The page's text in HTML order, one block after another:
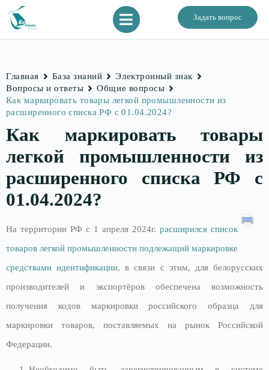
Задать вопрос
Главная База знаний
Электронный знак
Вопросы и ответы
Общие вопросы
Как маркировать товары легкой промышленности из
расширенного списка РФ с 01.04.2024?
Как маркировать товары
легкой промышленности из
расширенного списка РФ с
01.04.2024?
На территории РФ с 1 апреля 2024г. расширился список
товаров легкой промышленности подлежащий маркировке
средствами идентификации, в связи с этим, для белорусских
производителей и экспортёров обеспечена возможность
получения кодов маркировки российского образца для
маркировки товаров, поставляемых на рынок Российской
Федерации.